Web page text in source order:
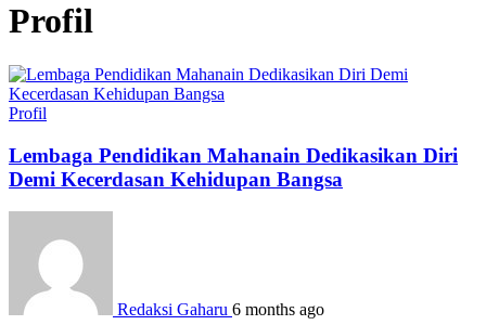
Profil
Profil
Lembaga Pendidikan Mahanain Dedikasikan Diri
Demi Kecerdasan Kehidupan Bangsa
Redaksi Gaharu 6 months ago